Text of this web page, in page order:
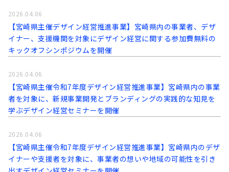
【宮崎県主催デザイン経営推進事業】宮崎県内の事業者、デザ
イナー、支援機関を対象にデザイン経営に関する参加費無料の
キックオフシンポジウムを開催
2026.04.06
【宮崎県主催令和7年度デザイン経営推進事業】宮崎県内の事業
者を対象に、新規事業開発とブランディングの実践的な知見を
学ぶデザイン経営セミナーを開催
2026.04.06
【宮崎県主催令和7年度デザイン経営推進事業】宮崎県内のデザ
イナーや支援者を対象に、事業者の想いや地域の可能性を引き
2026.04.06